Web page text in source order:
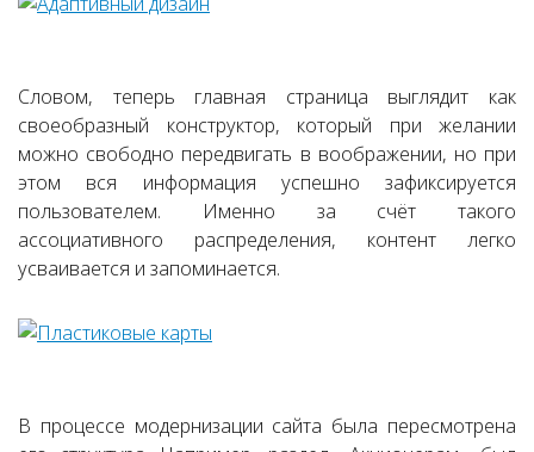
Словом, теперь главная страница выглядит как
своеобразный конструктор, который при желании
можно свободно передвигать в воображении, но при
этом вся информация успешно зафиксируется
пользователем. Именно за счёт такого
ассоциативного распределения, контент легко
усваивается и запоминается.
В процессе модернизации сайта была пересмотрена